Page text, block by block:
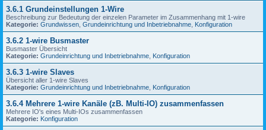
3.6.1 Grundeinstellungen 1-Wire
Beschreibung zur Bedeutung der einzelen Parameter im Zusammenhang mit 1-wire
Kategorie: Grundwissen Grundeinrichtung und Inbetriebnahme Konfiguration
3.6.2 1-wire Busmaster
Busmaster Übersicht
Kategorie: Grundeinrichtung und Inbetriebnahme Konfiguration
3.6.3 1-wire Slaves
Übersicht aller 1-wire Slaves
Kategorie: Grundeinrichtung und Inbetriebnahme Konfiguration
3.6.4 Mehrere 1-wire Kanäle (zB. Multi-IO) zusammenfassen
Mehrere IO's eines Multi-IOs zusammenfassen
Kategorie: Konfiguration